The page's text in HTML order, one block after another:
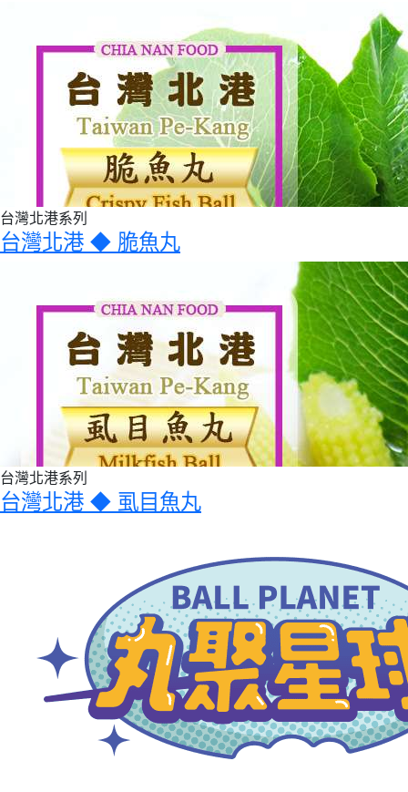
台灣北港系列
台灣北港 ◆ 脆魚丸
台灣北港系列
台灣北港 ◆ 虱目魚丸